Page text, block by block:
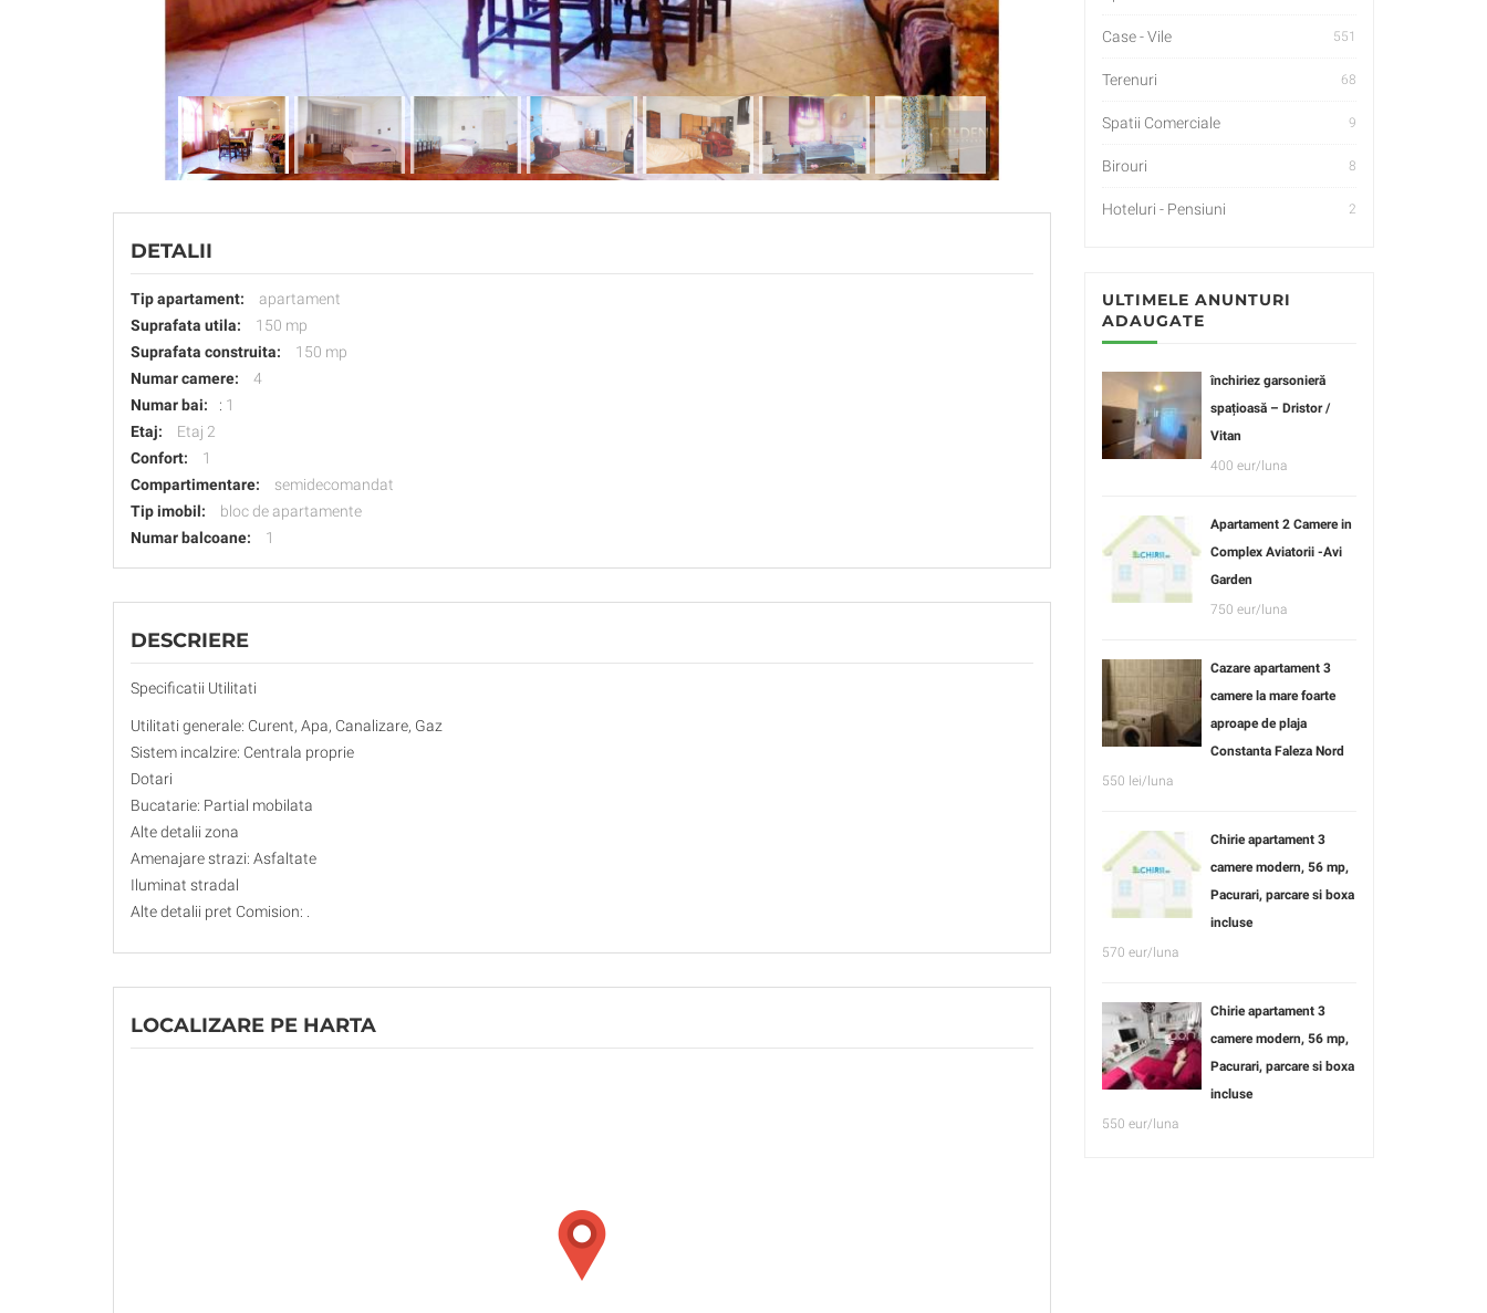
DETALII
Tip apartament:
apartament
Suprafata utila:
150 mp
Suprafata construita:
150 mp
Numar camere:
4
Numar bai:
: 1
Etaj:
Etaj 2
Confort:
1
Compartimentare:
semidecomandat
Tip imobil:
bloc de apartamente
Numar balcoane:
1
DESCRIERE
Specificatii Utilitati
Utilitati generale: Curent, Apa, Canalizare, Gaz
Sistem incalzire: Centrala proprie
Dotari
Bucatarie: Partial mobilata
Alte detalii zona
Amenajare strazi: Asfaltate
Iluminat stradal
Alte detalii pret Comision: .
LOCALIZARE PE HARTA
Case - Vile 551
Terenuri 68
Spatii Comerciale 9
Birouri 8
Hoteluri - Pensiuni 2
ULTIMELE ANUNTURI
ADAUGATE
închiriez garsonieră
spațioasă – Dristor /
Vitan
400 eur/luna
Apartament 2 Camere in
Complex Aviatorii -Avi
Garden
750 eur/luna
Cazare apartament 3
camere la mare foarte
aproape de plaja
Constanta Faleza Nord
550 lei/luna
Chirie apartament 3
camere modern, 56 mp,
Pacurari, parcare si boxa
incluse
570 eur/luna
Chirie apartament 3
camere modern, 56 mp,
Pacurari, parcare si boxa
incluse
550 eur/luna